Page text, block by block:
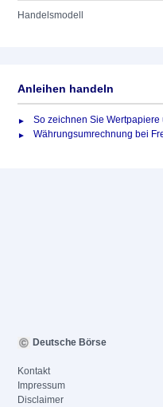
Handelsmodell
Anleihen handeln
So zeichnen Sie Wertpapiere
Währungsumrechnung bei
Deutsche Börse
Kontakt
Impressum
Disclaimer